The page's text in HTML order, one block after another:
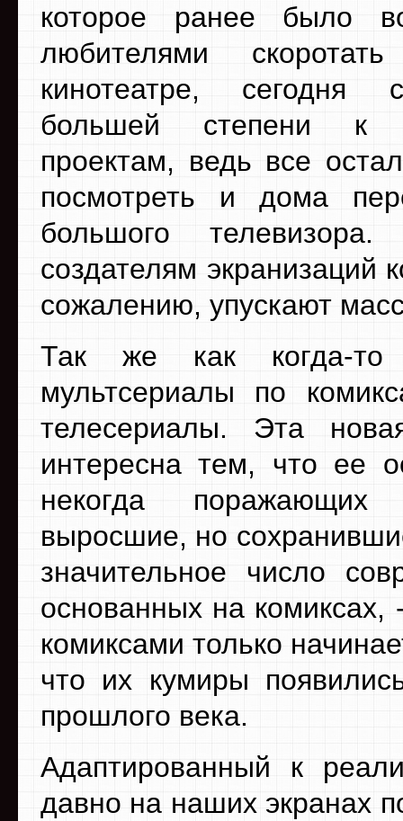
которое ранее было
любителями
кинотеатре, сегодня
большей степени к
проектам, ведь все
посмотреть и дома
большого
создателям экранизаций
сожалению, упускают
Так же как когда-
мультсериалы по
телесериалы. Эта
интересна тем, что ее
некогда поражающих
выросшие, но
значительное число
основанных на комиксах,
комиксами только
что их кумиры
прошлого века.
Адаптированный к
давно на наших экранах